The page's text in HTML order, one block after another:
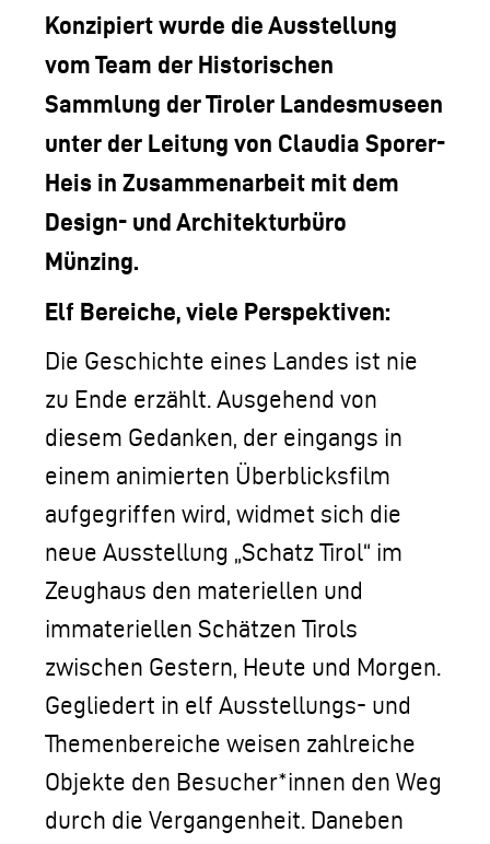
Konzipiert wurde die Ausstellung
vom Team der Historischen
Sammlung der Tiroler Landesmuseen
unter der Leitung von Claudia Sporer-
Heis in Zusammenarbeit mit dem
Design- und Architekturbüro
Münzing.
Elf Bereiche, viele Perspektiven:
Die Geschichte eines Landes ist nie
zu Ende erzählt. Ausgehend von
diesem Gedanken, der eingangs in
einem animierten Überblicksfilm
aufgegriffen wird, widmet sich die
neue Ausstellung „Schatz Tirol“ im
Zeughaus den materiellen und
immateriellen Schätzen Tirols
zwischen Gestern, Heute und Morgen.
Gegliedert in elf Ausstellungs- und
Themenbereiche weisen zahlreiche
Objekte den Besucher*innen den Weg
durch die Vergangenheit. Daneben